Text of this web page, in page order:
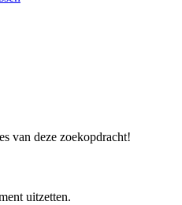
van deze zoekopdracht!
uitzetten.